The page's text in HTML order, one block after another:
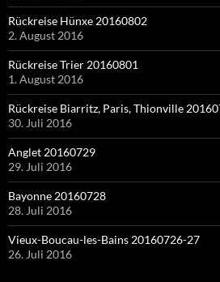
Rückreise Hünxe 20160802
2. August 2016
Rückreise Trier 20160801
1. August 2016
Rückreise Biarritz, Paris, Thionville
30. Juli 2016
Anglet 20160729
29. Juli 2016
Bayonne 20160728
28. Juli 2016
Vieux-Boucau-les-Bains 20160726-27
26. Juli 2016